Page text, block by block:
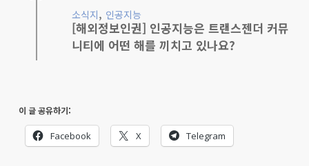
소식지, 인공지능
[해외정보인권] 인공지능은 트랜스젠더 커뮤
니티에 어떤 해를 끼치고 있나요?
이 글 공유하기:
Facebook X Telegram